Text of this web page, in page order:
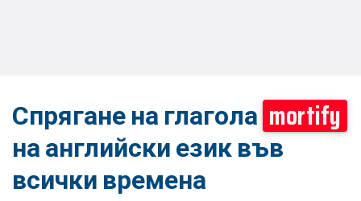
Спрягане на глагола mortify
на английски език във
всички времена